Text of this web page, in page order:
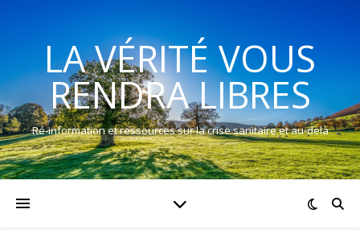
LA VÉRITÉ VOUS
RENDRA LIBRES
Ré-information et ressources sur la crise sanitaire et au-delà